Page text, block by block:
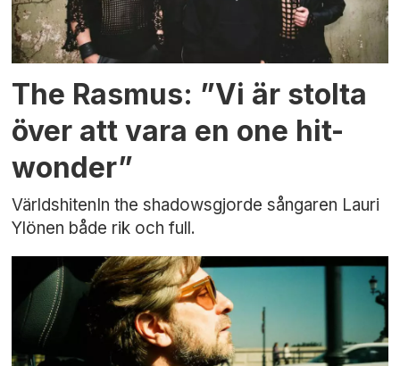
The Rasmus: ”Vi är stolta
över att vara en one hit-
wonder”
VärldshitenIn the shadowsgjorde sångaren Lauri
Ylönen både rik och full.